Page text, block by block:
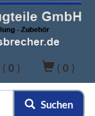
( 0 ) ( 0 )
Suchen